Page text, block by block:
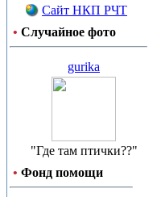
Сайт НКП РЧТ
• Случайное фото
gurika
"Где там птички??"
• Фонд помощи